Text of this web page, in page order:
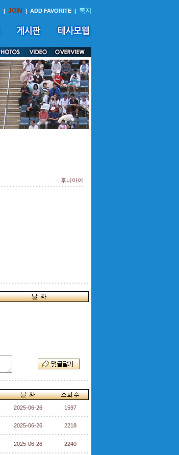
| JOIN | ADD FAVORITE | 쪽지
후니아이
2025-06-26 1597
2025-06-26 2218
2025-06-26 2240